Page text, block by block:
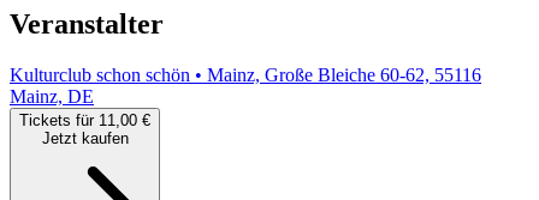
Veranstalter
Kulturclub schon schön • Mainz, Große Bleiche 60-62, 55116
Mainz, DE
Tickets für 11,00 €
Jetzt kaufen